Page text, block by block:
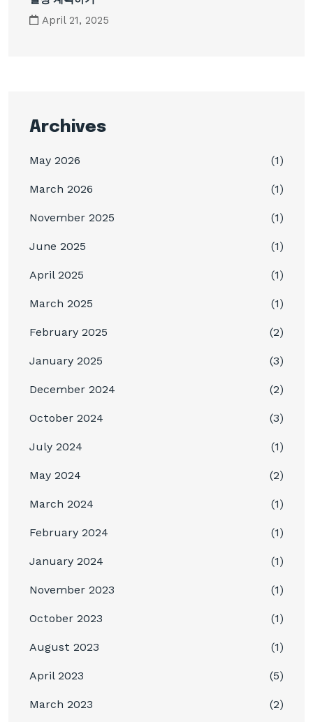
April 21, 2025
Archives
May 2026 (1)
March 2026 (1)
November 2025 (1)
June 2025 (1)
April 2025 (1)
March 2025 (1)
February 2025 (2)
January 2025 (3)
December 2024 (2)
October 2024 (3)
July 2024 (1)
May 2024 (2)
March 2024 (1)
February 2024 (1)
January 2024 (1)
November 2023 (1)
October 2023 (1)
August 2023 (1)
April 2023 (5)
March 2023 (2)